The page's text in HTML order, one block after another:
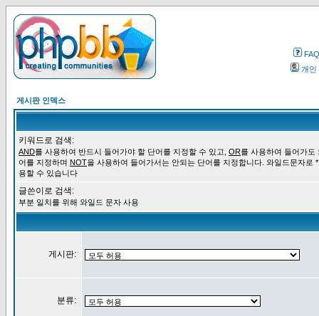
FAQ
개인
게시판 인덱스
키워드로 검색:
AND를 사용하여 반드시 들어가야 할 단어를 지정할 수 있고, OR를 사용하여 들어가도
어를 지정하며 NOT을 사용하여 들어가서는 안되는 단어를 지정합니다. 와일드문자로
용할 수 있습니다
글쓴이로 검색:
부분 일치를 위해 와일드 문자 사용
게시판:
분류: